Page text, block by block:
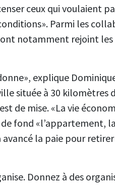
ceux qui voulaient
Parmi les
notamment rejoint
explique
située à 30 kilomètres
de mise. «La vie
fond «l’appartement,
la paie pour retirer
Donnez à des